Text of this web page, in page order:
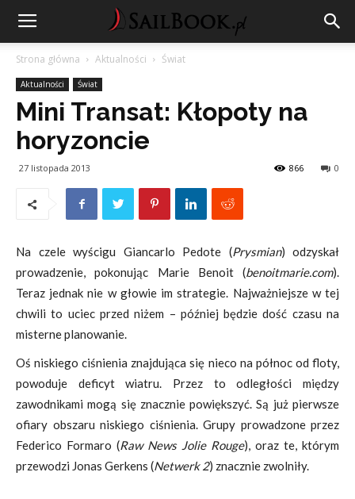
Strona główna Aktualności Świat
Aktualności Świat
Mini Transat: Kłopoty na
horyzoncie
27 listopada 2013 0
866
Na czele wyścigu Giancarlo Pedote (Prysmian) odzyskał
prowadzenie, pokonując Marie Benoit (benoitmarie.com).
Teraz jednak nie w głowie im strategie. Najważniejsze w tej
chwili to uciec przed niżem – później będzie dość czasu na
misterne planowanie.
Oś niskiego ciśnienia znajdująca się nieco na północ od floty,
powoduje deficyt wiatru. Przez to odległości między
zawodnikami mogą się znacznie powiększyć. Są już pierwsze
ofiary obszaru niskiego ciśnienia. Grupy prowadzone przez
Federico Formaro (Raw News Jolie Rouge), oraz te, którym
przewodzi Jonas Gerkens (Netwerk 2) znacznie zwolniły.